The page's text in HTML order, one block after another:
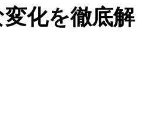
化を徹底解